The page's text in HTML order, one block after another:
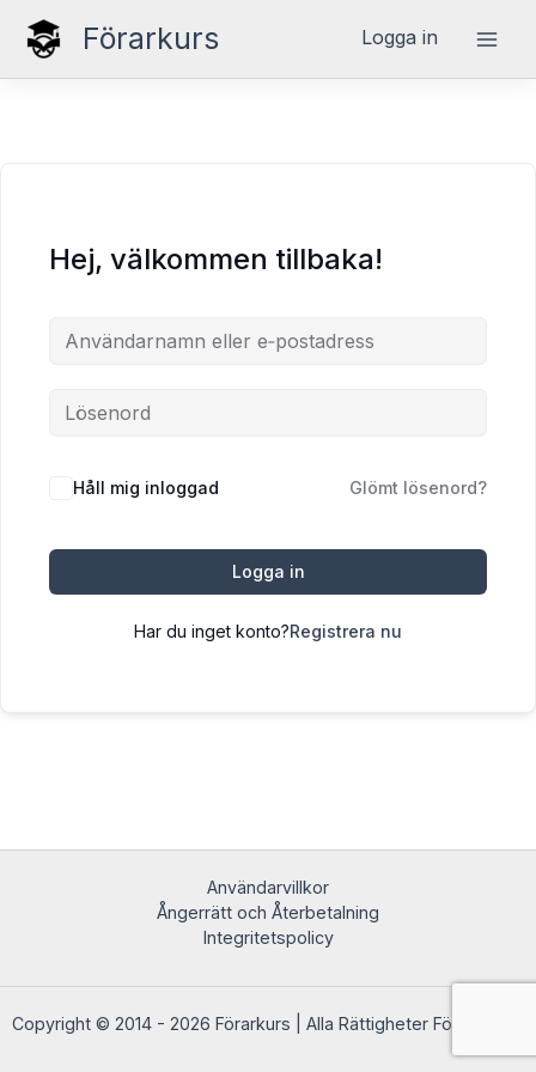
Hoppa
Förarkurs Logga in
Hej, välkommen tillbaka!
Håll mig inloggad Glömt lösenord?
Logga in
Har du inget konto?Registrera nu
Användarvillkor
Ångerrätt och Återbetalning
Integritetspolicy
Copyright © 2014 - 2026 Förarkurs | Alla Rättigheter Förbehållna